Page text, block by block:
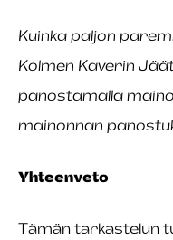
Kuinka paljon
Kolmen Kaverin
panostamalla
mainonnan
Yhteenveto
Tämän tarkastelun